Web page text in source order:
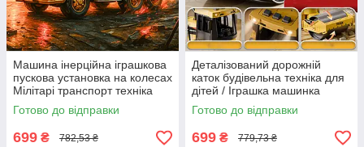
Машина інерційна іграшкова
пускова установка на колесах
Мілітарі транспорт техніка
для дітей 1:16 ефекти
Готово до відправки
699 ₴ 782,53 ₴
Деталізований дорожній
каток будівельна техніка для
дітей / Іграшка машинка
транспорт з інерцією світло
звук 1:16
Готово до відправки
699 ₴ 779,73 ₴